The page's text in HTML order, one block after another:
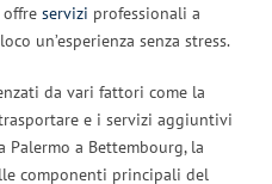
servizi professionali a
un’esperienza senza stress.
da vari fattori come la
e i servizi aggiuntivi
Palermo a Bettembourg, la
componenti principali del